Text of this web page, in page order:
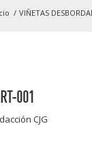
/ VIÑETAS
001
CJG